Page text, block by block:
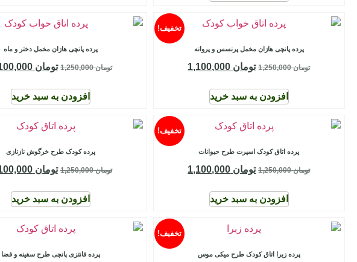
تخفیف!
پرده پانچی هازان مخمل پرنسس و پروانه
تومان1,250,000 تومان
افزودن به سبد خرید
پرده پانچی هازان مخمل دختر و ماه
تومان1,250,000 تومان 1,100,000
افزودن به سبد خرید
تخفیف!
پرده اتاق کودک اسپرت طرح حیوانات
تومان1,250,000 تومان
افزودن به سبد خرید
پرده کودک طرح خرگوش نازنازی
تومان1,250,000 تومان 1,100,000
افزودن به سبد خرید
تخفیف!
پرده زبرا اتاق کودک طرح میکی موس پرده فانتزی پانچی طرح سفینه و فضا